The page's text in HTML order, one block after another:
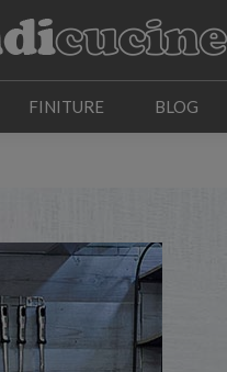
FINITURE BLOG
FINITURE BLOG